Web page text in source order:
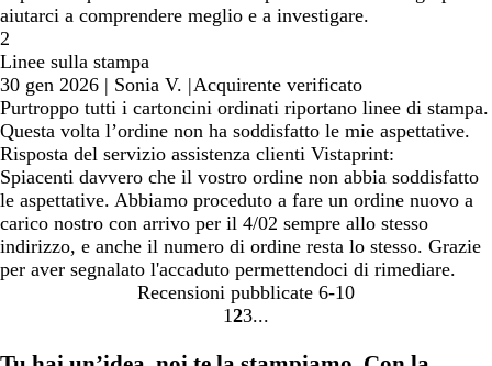
aiutarci a comprendere meglio e a investigare.
2
Linee sulla stampa
30 gen 2026 | Sonia V. |Acquirente verificato
Purtroppo tutti i cartoncini ordinati riportano linee di stampa.
Questa volta l’ordine non ha soddisfatto le mie aspettative.
Risposta del servizio assistenza clienti Vistaprint:
Spiacenti davvero che il vostro ordine non abbia soddisfatto
le aspettative. Abbiamo proceduto a fare un ordine nuovo a
carico nostro con arrivo per il 4/02 sempre allo stesso
indirizzo, e anche il numero di ordine resta lo stesso. Grazie
per aver segnalato l'accaduto permettendoci di rimediare.
Recensioni pubblicate 6-10
Vai
1 Vai
2Vai
3